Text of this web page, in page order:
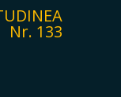
Nr. 133